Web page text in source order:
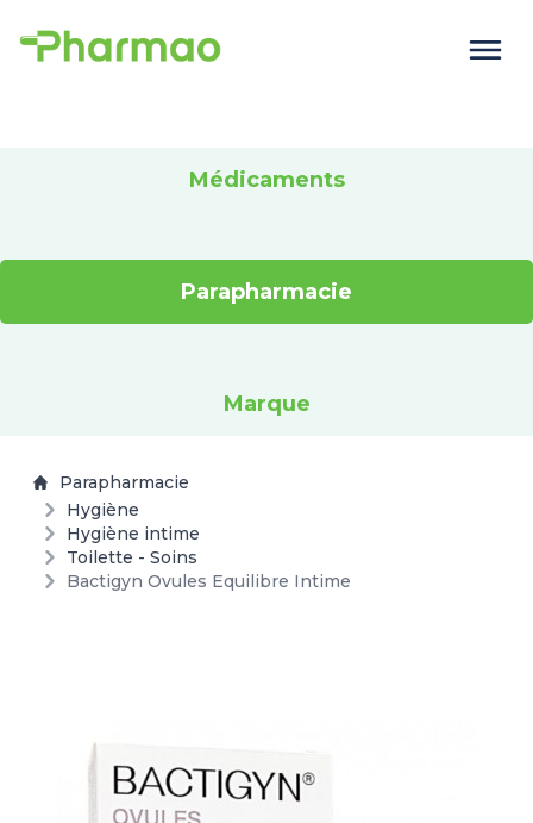
Médicaments
Parapharmacie
Marque
Parapharmacie
Hygiène
Hygiène intime
Toilette - Soins
Bactigyn Ovules Equilibre Intime